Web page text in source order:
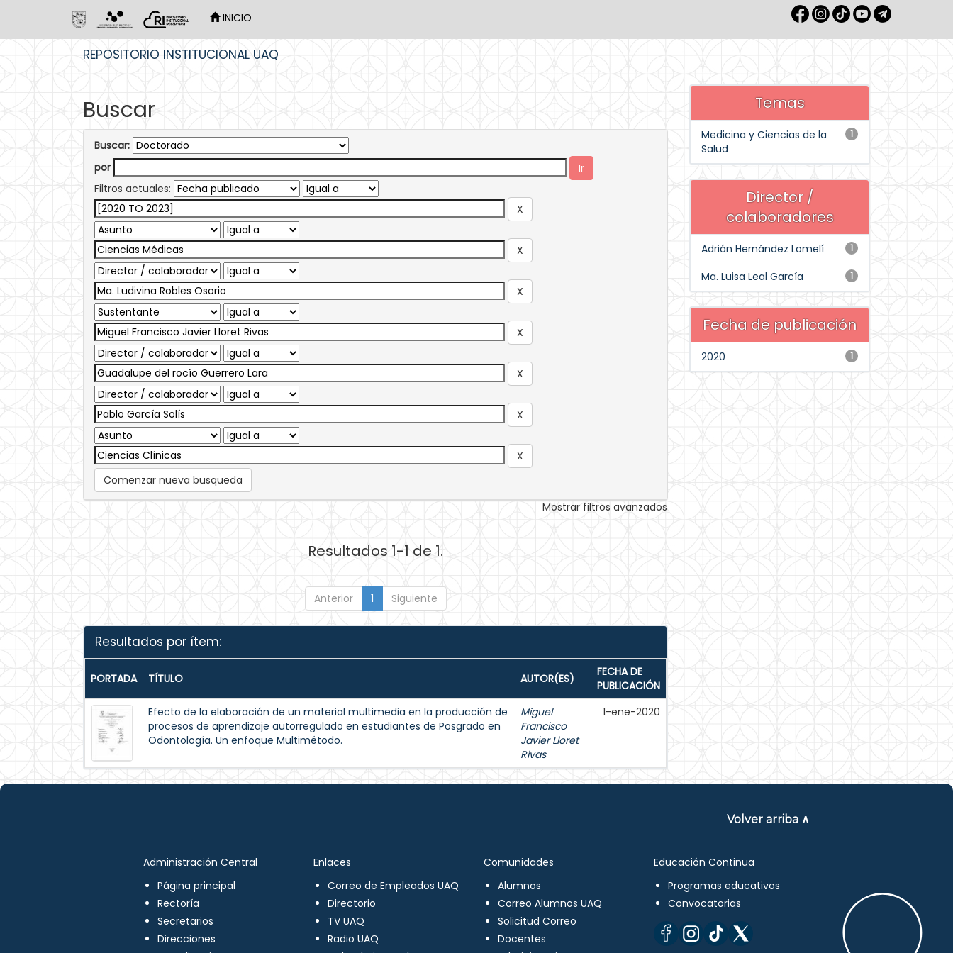
INICIO
REPOSITORIO INSTITUCIONAL UAQ
Buscar
Buscar:
por
Filtros actuales:
Comenzar nueva busqueda
Mostrar filtros avanzados
Resultados 1-1 de 1.
Anterior 1 Siguiente
Resultados por ítem:
PORTADA TÍTULO AUTOR(ES)
FECHA DE
PUBLICACIÓN
Efecto de la elaboración de un material multimedia en la producción de
procesos de aprendizaje autorregulado en estudiantes de Posgrado en
Odontología. Un enfoque Multimétodo.
Miguel
Francisco
Javier Lloret
Rivas
1-ene-2020
Temas
1
Medicina y Ciencias de la
Salud
Director /
colaboradores
1
Adrián Hernández Lomelí
1
Ma. Luisa Leal García
Fecha de publicación
1
2020
Volver arriba ∧
Administración Central
Página principal
Rectoría
Secretarios
Direcciones
Enlaces
Correo de Empleados UAQ
Directorio
TV UAQ
Radio UAQ
Comunidades
Alumnos
Correo Alumnos UAQ
Solicitud Correo
Docentes
Educación Continua
Programas educativos
Convocatorias